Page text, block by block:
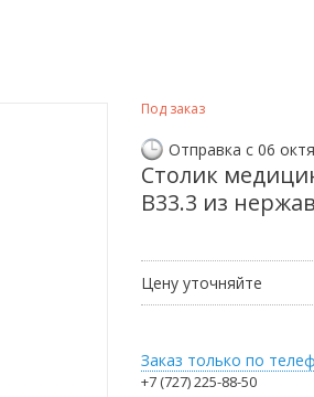
Под заказ
Отправка с 06
Столик
B33.3 из
Цену уточняйте
Заказ только по
+7 (727) 225-88-50